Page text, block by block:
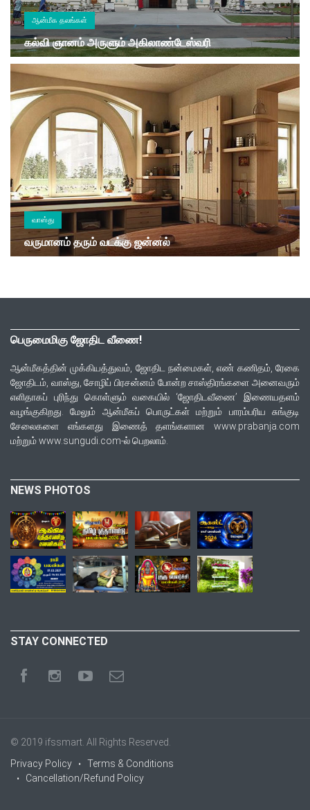
ஆன்மீக தலங்கள்
கல்வி ஞானம் அருளும் அகிலாண்டேஸ்வரி
வாஸ்து
வருமானம் தரும் வடக்கு ஜன்னல்
பெருமைமிகு ஜோதிட வீணை!
ஆன்மீகத்தின் முக்கியத்துவம், ஜோதிட நன்மைகள், எண் கணிதம், ரேகை
ஜோதிடம், வாஸ்து, சோழிப் பிரசன்னம் போன்ற சாஸ்திரங்களை அனைவரும்
எளிதாகப் புரிந்து கொள்ளும் வகையில் ‘ஜோதிடவீணை’ இணையதளம்
வழங்குகிறது. மேலும் ஆன்மீகப் பொருட்கள் மற்றும் பாரம்பரிய சுங்குடி
சேலைகளை எங்களது இணைத் தளங்களான www.prabanja.com
மற்றும் www.sungudi.com-ல் பெறலாம்.
NEWS PHOTOS
STAY CONNECTED
© 2019 ifssmart . All Rights Reserved.
Privacy Policy
Terms & Conditions
Cancellation/Refund Policy